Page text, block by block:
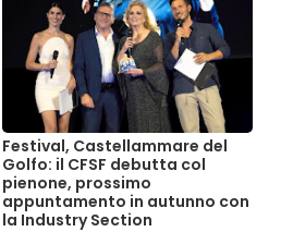
Festival, Castellammare del
Golfo: il CFSF debutta col
pienone, prossimo
appuntamento in autunno con
la Industry Section